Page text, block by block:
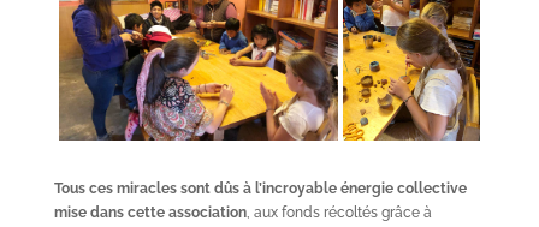
Tous ces miracles sont dûs à l’incroyable énergie collective
mise dans cette association, aux fonds récoltés grâce à